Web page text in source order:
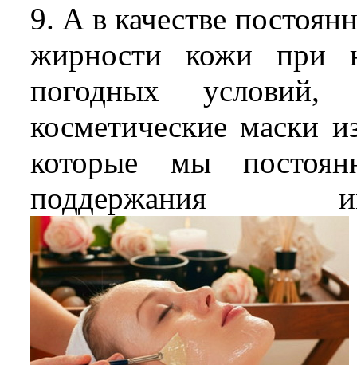
9. А в качестве
жирности кожи при
погодных условий,
косметические маски
которые мы
поддержания